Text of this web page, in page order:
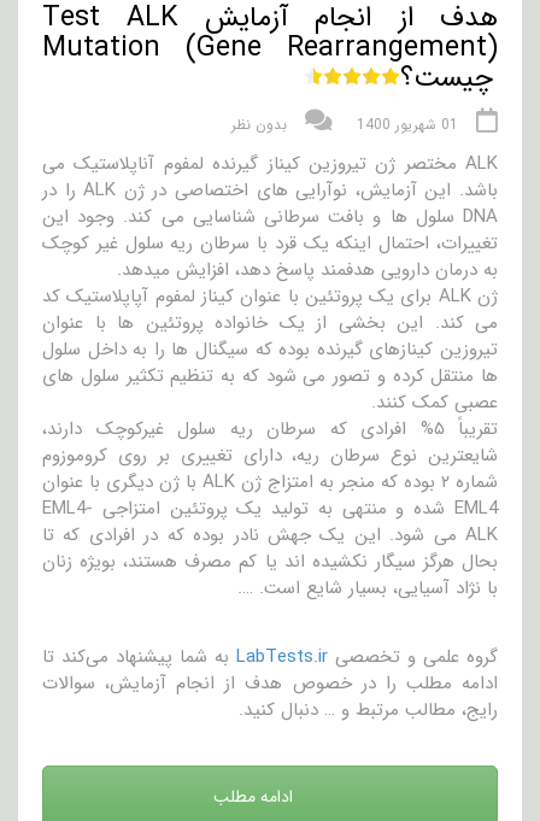
هدف از انجام آزمایش Test ALK
Mutation (Gene Rearrangement)
چیست؟
01 شهریور 1400 بدون نظر
ALK مختصر ژن تیروزین کیناز گیرنده لمفوم آناپلاستیک می
باشد. این آزمایش، نوآرایی های اختصاصی در ژن ALK را در
DNA سلول ها و بافت سرطانی شناسایی می کند. وجود این
تغییرات، احتمال اینکه یک قرد با سرطان ریه سلول غیر کوچک
به درمان دارویی هدفمند پاسخ دهد، افزایش میدهد.
ژن ALK برای یک پروتئین با عنوان کیناز لمفوم آپاپلاستیک کد
می کند. این بخشی از یک خانواده پروتئین ها با عنوان
تیروزین کینازهای گیرنده بوده که سیگنال ها را به داخل سلول
ها منتقل کرده و تصور می شود که به تنظیم تکثیر سلول های
عصبی کمک کنند.
تقریباً ۵% افرادی که سرطان ریه سلول غیرکوچک دارند،
شایعترین نوع سرطان ریه، دارای تغییری بر روی کروموزوم
شماره ۲ بوده که منجر به امتزاج ژن ALK با ژن دیگری با عنوان
EML4 شده و منتهی به تولید یک پروتئین امتزاجی EML4-
ALK می شود. این یک جهش نادر بوده که در افرادی که تا
بحال هرگز سیگار نکشیده اند یا کم مصرف هستند، بویژه زنان
با نژاد آسیایی، بسیار شایع است. ….
گروه علمی و تخصصی LabTests.ir به شما پیشنهاد می‌کند تا
ادامه مطلب را در خصوص هدف از انجام آزمایش، سوالات
رایج، مطالب مرتبط و … دنبال کنید.
ادامه مطلب